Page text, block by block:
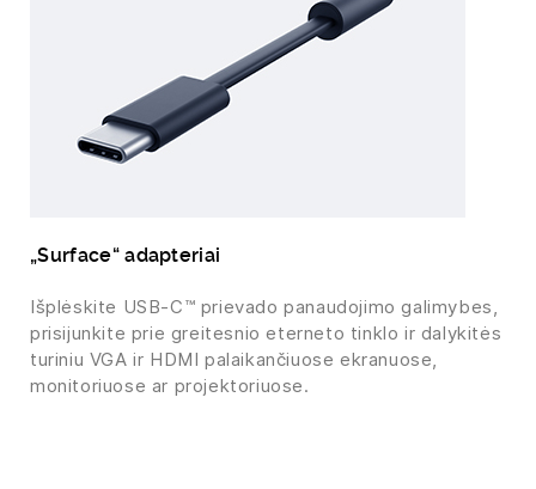
„Surface“ adapteriai
Išplėskite USB-C™ prievado panaudojimo galimybes,
prisijunkite prie greitesnio eterneto tinklo ir dalykitės
turiniu VGA ir HDMI palaikančiuose ekranuose,
monitoriuose ar projektoriuose.